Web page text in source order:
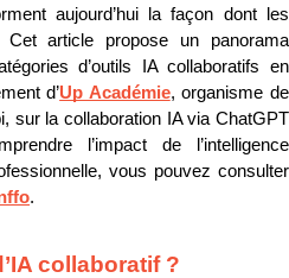
aujourd’hui la façon dont les
article propose un panorama
d’outils IA collaboratifs en
d’Up Académie, organisme de
sur la collaboration IA via ChatGPT
l’impact de l’intelligence
vous pouvez consulter
.
collaboratif ?